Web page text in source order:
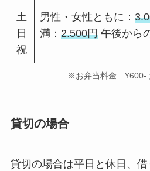
土
日
祝
男性・女性ともに：
満： 2.500円午後から
※お弁当料金 ¥600-
貸切の場合
貸切の場合は平日と休日、